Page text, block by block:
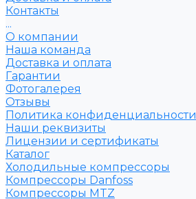
Контакты
...
О компании
Наша команда
Доставка и оплата
Гарантии
Фотогалерея
Отзывы
Политика конфиденциальности
Наши реквизиты
Лицензии и сертификаты
Каталог
Холодильные компрессоры
Компрессоры Danfoss
Компрессоры MTZ